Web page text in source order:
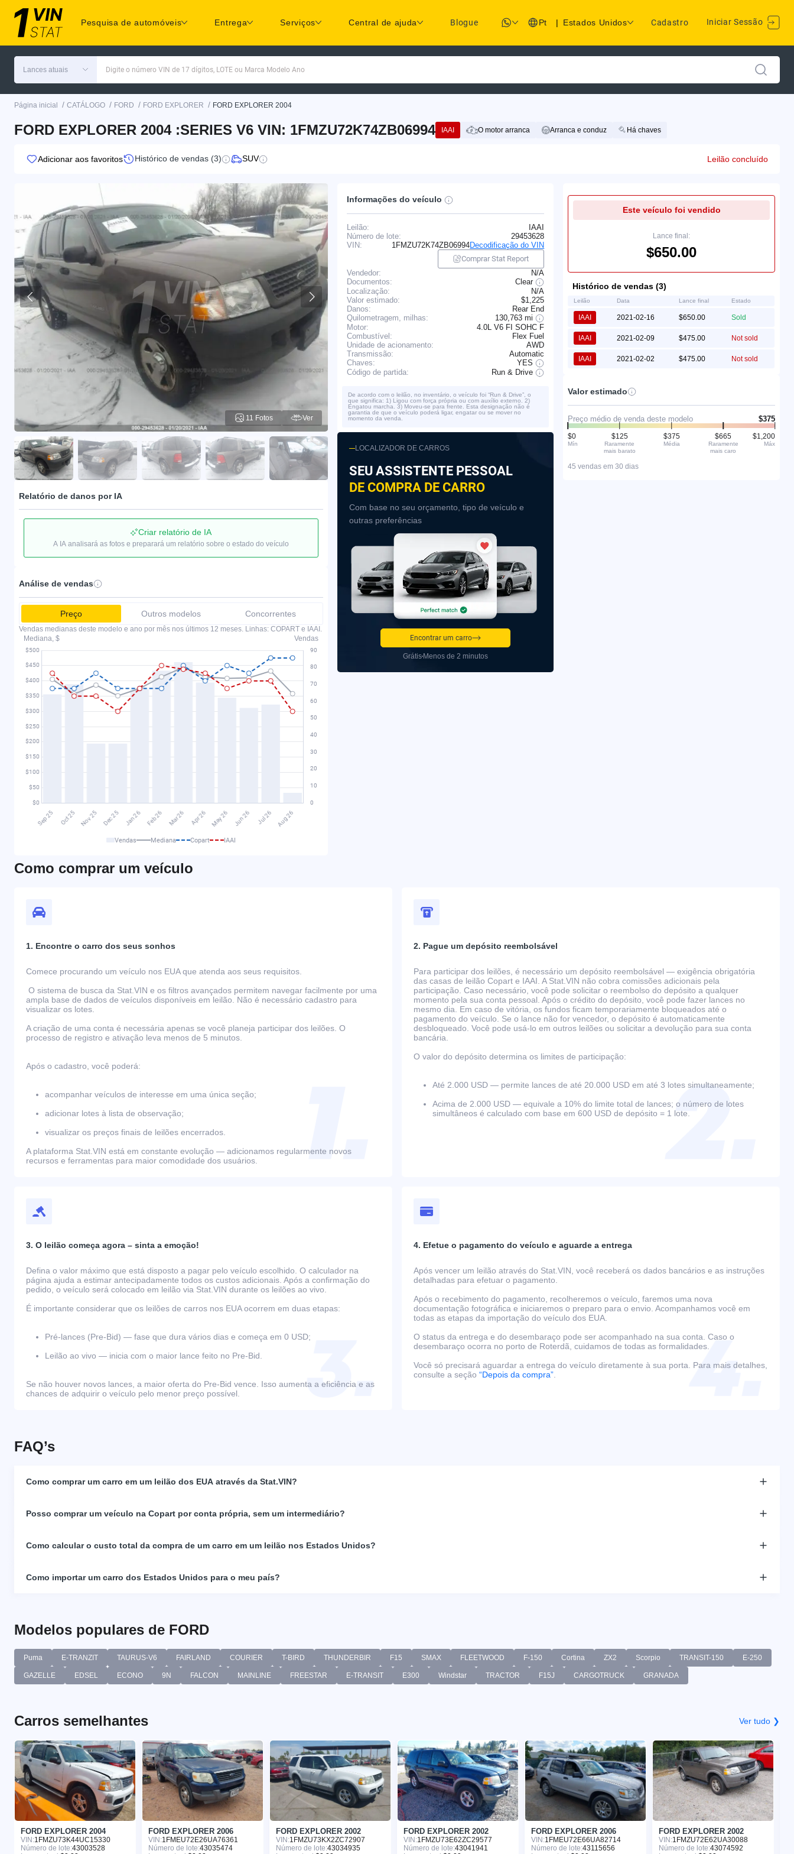
Pesquisa de automóveis Entrega Serviços Central de ajuda Blogue Pt | Estados Unidos Cadastro Iniciar Sessão
Lances atuais Digite o número VIN de 17 dígitos, LOTE ou Marca Modelo Ano
Página inicial / CATÁLOGO / FORD / FORD EXPLORER / FORD EXPLORER 2004
FORD EXPLORER 2004 :SERIES V6 VIN: 1FMZU72K74ZB06994 IAAI O motor arranca Arranca e conduz Há chaves
Adicionar aos favoritos Histórico de vendas (3) SUV Leilão concluído
11 Fotos Ver
Relatório de danos por IA
Criar relatório de IA
A IA analisará as fotos e preparará um relatório sobre o estado do veículo
Análise de vendas
Preço Outros modelos Concorrentes
Vendas medianas deste modelo e ano por mês nos últimos 12 meses. Linhas: COPART e IAAI.
Mediana, $
Vendas
Vendas Mediana Copart IAAI
Informações do veículo
Leilão:
IAAI
Número de lote:
29453628
VIN:
1FMZU72K74ZB06994Decodificação do VIN
Comprar Stat Report
Vendedor:
N/A
Documentos:
Clear
Localização:
N/A
Valor estimado:
$1,225
Danos:
Rear End
Quilometragem, milhas:
130,763 mi
Motor:
4.0L V6 FI SOHC F
Combustível:
Flex Fuel
Unidade de acionamento:
AWD
Transmissão:
Automatic
Chaves:
YES
Código de partida:
Run & Drive
De acordo com o leilão, no inventário, o veículo foi “Run & Drive”, o
que significa: 1) Ligou com força própria ou com auxílio externo. 2)
Engatou marcha. 3) Moveu-se para frente. Esta designação não é
garantia de que o veículo poderá ligar, engatar ou se mover no
momento da venda.
LOCALIZADOR DE CARROS
SEU ASSISTENTE PESSOAL
DE COMPRA DE CARRO
Com base no seu orçamento, tipo de veículo e
outras preferências
Encontrar um carro
GrátisMenos de 2 minutos
Este veículo foi vendido
Lance final:
$650.00
Histórico de vendas (3)
Leilão Data Lance final Estado
IAAI 2021-02-16 $650.00 Sold
IAAI 2021-02-09 $475.00 Not sold
IAAI 2021-02-02 $475.00 Not sold
Valor estimado
Preço médio de venda deste modelo $375
$0
Mín
$125
Raramente
mais barato
$375
Média
$665
Raramente
mais caro
$1,200
Máx
45 vendas em 30 dias
Como comprar um veículo
1. Encontre o carro dos seus sonhos
Comece procurando um veículo nos EUA que atenda aos seus requisitos.
O sistema de busca da Stat.VIN e os filtros avançados permitem navegar facilmente por uma
ampla base de dados de veículos disponíveis em leilão. Não é necessário cadastro para
visualizar os lotes.
A criação de uma conta é necessária apenas se você planeja participar dos leilões. O
processo de registro e ativação leva menos de 5 minutos.
Após o cadastro, você poderá:
acompanhar veículos de interesse em uma única seção;
adicionar lotes à lista de observação;
visualizar os preços finais de leilões encerrados.
A plataforma Stat.VIN está em constante evolução — adicionamos regularmente novos
recursos e ferramentas para maior comodidade dos usuários.
2. Pague um depósito reembolsável
Para participar dos leilões, é necessário um depósito reembolsável — exigência obrigatória
das casas de leilão Copart e IAAI. A Stat.VIN não cobra comissões adicionais pela
participação. Caso necessário, você pode solicitar o reembolso do depósito a qualquer
momento pela sua conta pessoal. Após o crédito do depósito, você pode fazer lances no
mesmo dia. Em caso de vitória, os fundos ficam temporariamente bloqueados até o
pagamento do veículo. Se o lance não for vencedor, o depósito é automaticamente
desbloqueado. Você pode usá-lo em outros leilões ou solicitar a devolução para sua conta
bancária.
O valor do depósito determina os limites de participação:
Até 2.000 USD — permite lances de até 20.000 USD em até 3 lotes simultaneamente;
Acima de 2.000 USD — equivale a 10% do limite total de lances; o número de lotes
simultâneos é calculado com base em 600 USD de depósito = 1 lote.
3. O leilão começa agora – sinta a emoção!
Defina o valor máximo que está disposto a pagar pelo veículo escolhido. O calculador na
página ajuda a estimar antecipadamente todos os custos adicionais. Após a confirmação do
pedido, o veículo será colocado em leilão via Stat.VIN durante os leilões ao vivo.
É importante considerar que os leilões de carros nos EUA ocorrem em duas etapas:
Pré-lances (Pre-Bid) — fase que dura vários dias e começa em 0 USD;
Leilão ao vivo — inicia com o maior lance feito no Pre-Bid.
Se não houver novos lances, a maior oferta do Pre-Bid vence. Isso aumenta a eficiência e as
chances de adquirir o veículo pelo menor preço possível.
4. Efetue o pagamento do veículo e aguarde a entrega
Após vencer um leilão através do Stat.VIN, você receberá os dados bancários e as instruções
detalhadas para efetuar o pagamento.
Após o recebimento do pagamento, recolheremos o veículo, faremos uma nova
documentação fotográfica e iniciaremos o preparo para o envio. Acompanhamos você em
todas as etapas da importação do veículo dos EUA.
O status da entrega e do desembaraço pode ser acompanhado na sua conta. Caso o
desembaraço ocorra no porto de Roterdã, cuidamos de todas as formalidades.
Você só precisará aguardar a entrega do veículo diretamente à sua porta. Para mais detalhes,
consulte a seção “Depois da compra”
FAQ’s
Como comprar um carro em um leilão dos EUA através da Stat.VIN?
Posso comprar um veículo na Copart por conta própria, sem um intermediário?
Como calcular o custo total da compra de um carro em um leilão nos Estados Unidos?
Como importar um carro dos Estados Unidos para o meu país?
Modelos populares de FORD
Puma E-TRANZIT TAURUS-V6 FAIRLAND COURIER T-BIRD THUNDERBIR F15 SMAX FLEETWOOD F-150 Cortina ZX2 Scorpio TRANSIT-150 E-250
GAZELLE EDSEL ECONO 9N FALCON MAINLINE FREESTAR E-TRANSIT E300 Windstar TRACTOR F15J CARGOTRUCK GRANADA
Carros semelhantes Ver tudo ❯
FORD EXPLORER 2004
VIN:1FMZU73K44UC15330
Número de lote:43003528
FORD EXPLORER 2006
VIN:1FMEU72E26UA76361
Número de lote:43035474
FORD EXPLORER 2002
VIN:1FMZU73KX2ZC72907
Número de lote:43034935
FORD EXPLORER 2002
VIN:1FMZU73E62ZC29577
Número de lote:43041941
FORD EXPLORER 2006
VIN:1FMEU72E66UA82714
Número de lote:43115656
FORD EXPLORER 2002
VIN:1FMZU72E62UA30088
Número de lote:43074592